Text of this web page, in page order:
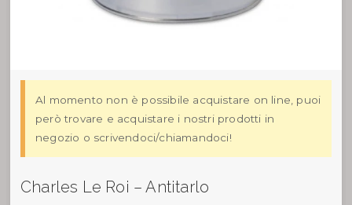
Al momento non è possibile acquistare on line, puoi
però trovare e acquistare i nostri prodotti in
negozio o scrivendoci/chiamandoci!
Charles Le Roi – Antitarlo